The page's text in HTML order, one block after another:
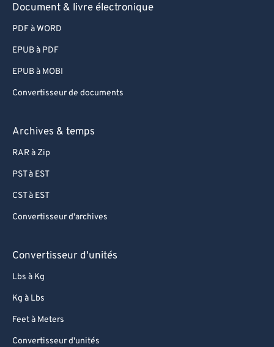
Document & livre électronique
PDF à WORD
EPUB à PDF
EPUB à MOBI
Convertisseur de documents
Archives & temps
RAR à Zip
PST à EST
CST à EST
Convertisseur d'archives
Convertisseur d'unités
Lbs à Kg
Kg à Lbs
Feet à Meters
Convertisseur d'unités